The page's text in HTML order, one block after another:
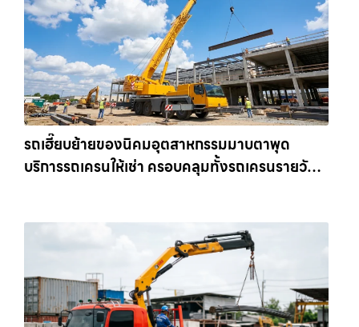
รถเฮี๊ยบย้ายของนิคมอุตสาหกรรมมาบตาพุด
บริการรถเครนให้เช่า ครอบคลุมทั้งรถเครนรายวัน